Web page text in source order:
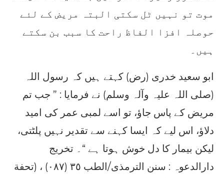
موت تو نہیں ٹل سکتی البتہ مریض کے لئے
حوصلہ افزا الفاظ راحت کا سبب بن سکتے
ہیں۔
ابو سعید خدری (رض) کہتے ہیں کہ رسول اللہ
(صلی اللہ علیہ وآلہ وسلم) نے فرمایا : ” جب تم
مریض کے پاس جاؤ، تو اسے لمبی عمر کی امید
دلاؤ، اس لیے کہ ایسا کہنے سے تقدیر نہیں پلٹتی،
لیکن بیمار کا دل خوش ہوتا ہے “۔ تخریج
دارالدعوہ : سنن الترمذی/الطب ٣٥ (٠٨٧) ، (تحفة